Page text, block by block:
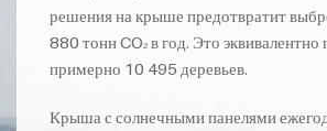
решения на крыше предотвратит
880 тонн CO2 в год. Это
примерно 10 495 деревьев.
Крыша с солнечными панелями